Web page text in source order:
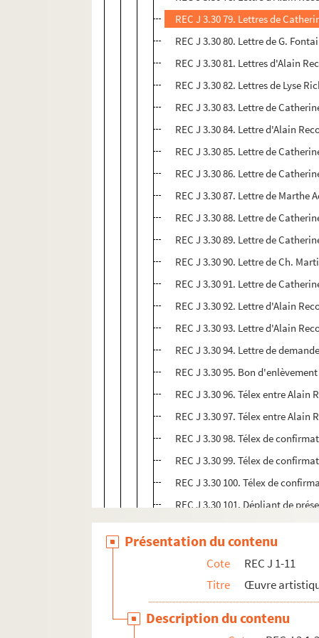
REC J 3.30 79. Lettres de
REC J 3.30 80. Lettre de G.
REC J 3.30 81. Lettres d'Alain
REC J 3.30 82. Lettres de Lyse
REC J 3.30 83. Lettre de
REC J 3.30 84. Lettre d'Alain
REC J 3.30 85. Lettre de
REC J 3.30 86. Lettre de
REC J 3.30 87. Lettre de Marthe
REC J 3.30 88. Lettre de
REC J 3.30 89. Lettre de
REC J 3.30 90. Lettre de Ch.
REC J 3.30 91. Lettre de
REC J 3.30 92. Lettre d'Alain
REC J 3.30 93. Lettre d'Alain
REC J 3.30 94. Lettre de
REC J 3.30 95. Bon
REC J 3.30 96. Télex entre
REC J 3.30 97. Télex entre
REC J 3.30 98. Télex de
REC J 3.30 99. Télex de
REC J 3.30 100. Télex de
REC J 3.30 101. Dépliant de
REC J 3.30 103. Dépliants sur
REC J 3.30 104. Dépliant
REC J 3.30 105. Dépliant de
REC J 3.30 106. Bulletins
Présentation du contenu
Cote
REC J 1-11
Titre
Œuvre
Description du contenu